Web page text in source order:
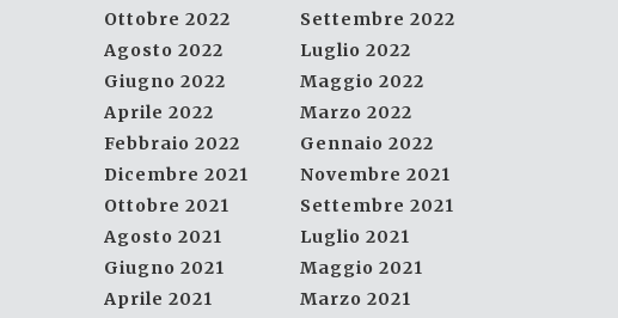
Ottobre 2022
Settembre 2022
Agosto 2022
Luglio 2022
Giugno 2022
Maggio 2022
Aprile 2022
Marzo 2022
Febbraio 2022
Gennaio 2022
Dicembre 2021
Novembre 2021
Ottobre 2021
Settembre 2021
Agosto 2021
Luglio 2021
Giugno 2021
Maggio 2021
Aprile 2021
Marzo 2021